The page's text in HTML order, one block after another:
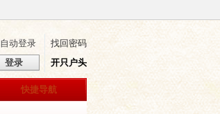
自动登录
找回密码
登录 开只户头
快捷导航